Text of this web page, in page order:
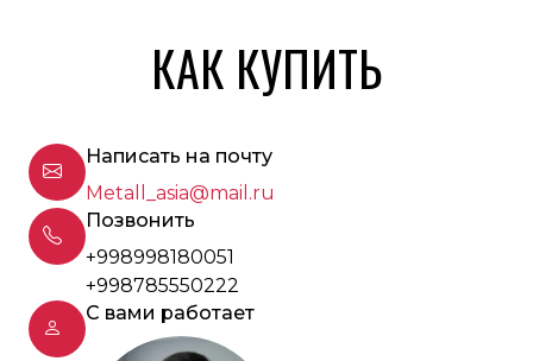
КАК КУПИТЬ
Написать на почту
Metall_asia@mail.ru
Позвонить
+998998180051
+998785550222
С вами работает